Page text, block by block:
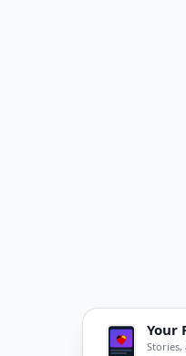
Your
Stories,